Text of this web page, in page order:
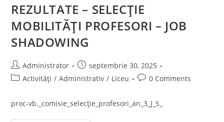
REZULTATE – SELECŢIE
MOBILITĂȚI PROFESORI – JOB
SHADOWING
Post
author:
Administrator
Post
published:
septembrie 30, 2025
PostActivități / Administrativ / Liceu
Post0 Comments
proc-vb._comisie_selecție_profesori_an_3_J_S_